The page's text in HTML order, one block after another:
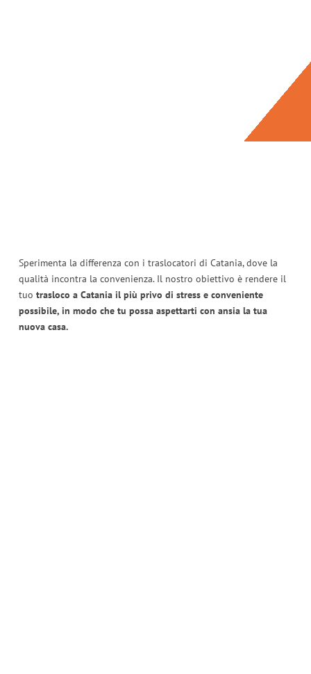
Sperimenta la differenza con i traslocatori di Catania, dove la
qualità incontra la convenienza. Il nostro obiettivo è rendere il
tuo trasloco a Catania il più privo di stress e conveniente
possibile, in modo che tu possa aspettarti con ansia la tua
nuova casa.